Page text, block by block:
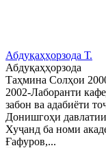
Абдуқаҳҳорзода Т.
Абдуқаҳҳорзода
Таҳмина Солҳои
2002-Лаборанти
забон ва адабиёти
Донишгоҳи давлатии
Хуҷанд ба номи
Ғафуров,...